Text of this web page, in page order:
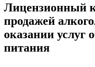
Лицензионный
продажей
оказании услуг
питания